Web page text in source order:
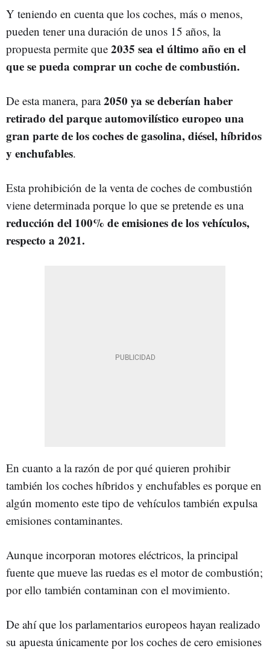
Y teniendo en cuenta que los coches, más o menos,
pueden tener una duración de unos 15 años, la
propuesta permite que 2035 sea el último año en el
que se pueda comprar un coche de combustión.
De esta manera, para2050 ya se deberían haber
retirado del parque automovilístico europeo una
gran parte de los coches de gasolina, diésel, híbridos
y enchufables.
Esta prohibición de la venta de coches de combustión
viene determinada porque lo que se pretende es una
reducción del 100% de emisiones de los vehículos,
respecto a 2021.
En cuanto a la razón de por qué quieren prohibir
también los coches híbridos y enchufables es porque en
algún momento este tipo de vehículos también expulsa
emisiones contaminantes.
Aunque incorporan motores eléctricos, la principal
fuente que mueve las ruedas es el motor de combustión;
por ello también contaminan con el movimiento.
De ahí que los parlamentarios europeos hayan realizado
su apuesta únicamente por los coches de cero emisiones